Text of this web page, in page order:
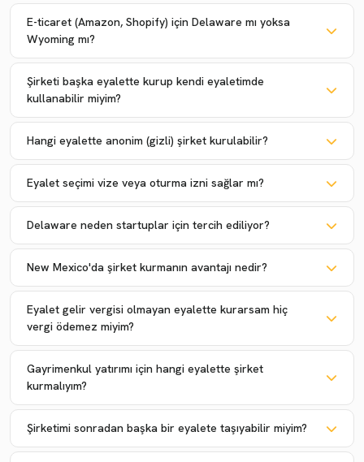
E-ticaret (Amazon, Shopify) için Delaware mı yoksa
Wyoming mı?
Şirketi başka eyalette kurup kendi eyaletimde
kullanabilir miyim?
Hangi eyalette anonim (gizli) şirket kurulabilir?
Eyalet seçimi vize veya oturma izni sağlar mı?
Delaware neden startuplar için tercih ediliyor?
New Mexico'da şirket kurmanın avantajı nedir?
Eyalet gelir vergisi olmayan eyalette kurarsam hiç
vergi ödemez miyim?
Gayrimenkul yatırımı için hangi eyalette şirket
kurmalıyım?
Şirketimi sonradan başka bir eyalete taşıyabilir miyim?